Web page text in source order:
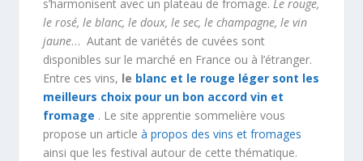
s’harmonisent avec un plateau de fromage.Le rouge,
le rosé, le blanc, le doux, le sec, le champagne, le vin
jaune… Autant de variétés de cuvées sont
disponibles sur le marché en France ou à l’étranger.
Entre ces vins, le blanc et le rouge léger sont les
meilleurs choix pour un bon accord vin et
fromage . Le site apprentie sommelière vous
propose un articleà propos des vins et fromages
ainsi que les festival autour de cette thématique.